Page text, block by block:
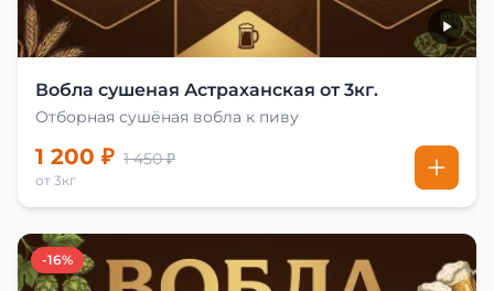
Вобла сушеная Астраханская от 3кг.
Отборная сушёная вобла к пиву
1 200 ₽ 1 450 ₽
от 3кг
-16%